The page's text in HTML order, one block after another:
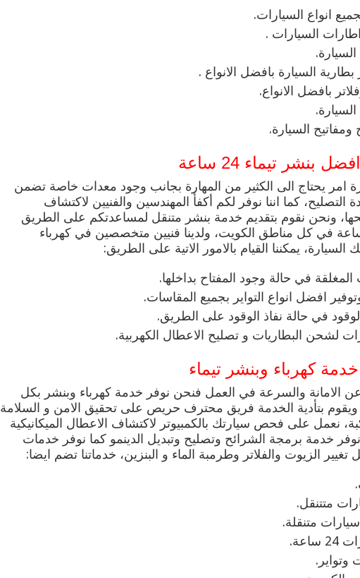
انواع السيارات.
اطارات السيارات .
بطارية السيارة بافضل الانواع .
بافضل الانواع.
السيارة.
بنشر تيماء 24 ساعة
امر يحتاج الى الكثير من المهارة بجانب وجود معدات خاصة تضمن
التصليح، كما اننا نوفر لكم أكفأ المهندسين والفنيين لاكتشاف
ونحن نقوم بتقديم خدمة بنشر متنقل لمساعدتكم على الطريق
مدار 24 ساعة في كل مناطق الكويت، ولدينا فنيين متخصصين في كهرباء
السيارة، يمكننا القيام بالامور الاتية على الطريق:
المغلقة في حالة وجود المفتاح بداخلها.
وتوفير افضل انواع التواير بجميع المقاسات.
في حالة نفاذ الوقود على الطريق.
لشحن البطاريات و تصليح الاعطال الكهربية.
كهرباء وبنشر تيماء
الامانة والسرعة في العمل فنحن نوفر خدمة كهرباء وبنشر بكل
بتأدية الخدمة فريق محترف حريص على تحقيق الامن و السلامة
نعمل على فحص سيارتك بالكمبيوتر لاكتشاف الاعطال الميكانيكية
نوفر خدمة برمجة الشرائح وتصليح وتبديل الدينمو كما نوفر خدمات
تغيير الزيوت والفلاتر وطرمبة الماء و البنزين، خدماتنا تضم ايضا:
متتنقل.
متنقلة.
ساعة.
وتواير.